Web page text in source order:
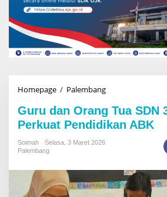
Homepage / Palembang
r
u
d
a
Guru dan Orang Tua SDN
Perkuat Pendidikan ABK
Soimah
Selasa, 3 Maret 2026
Palembang